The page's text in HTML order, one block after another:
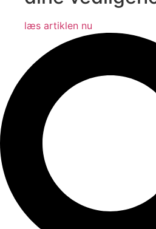
læs artiklen nu